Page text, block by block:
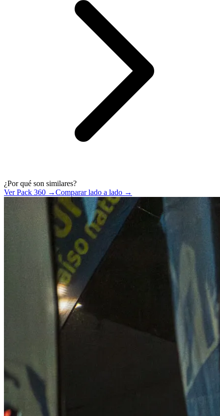
¿Por qué son similares?
Ver Pack 360 →Comparar lado a lado →